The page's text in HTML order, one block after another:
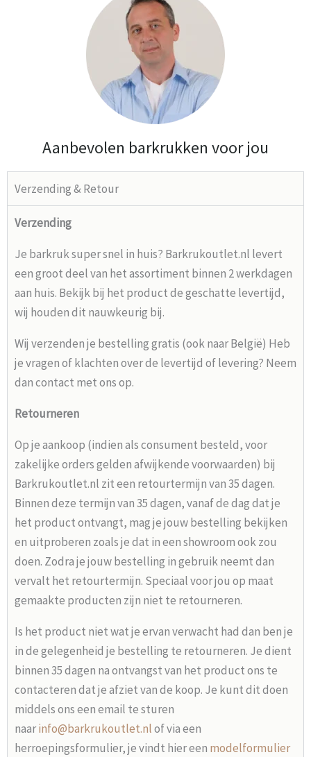
Aanbevolen barkrukken voor jou
Verzending & Retour
Verzending
Je barkruk super snel in huis? Barkrukoutlet.nl levert
een groot deel van het assortiment binnen 2 werkdagen
aan huis. Bekijk bij het product de geschatte levertijd,
wij houden dit nauwkeurig bij.
Wij verzenden je bestelling gratis (ook naar België) Heb
je vragen of klachten over de levertijd of levering? Neem
dan contact met ons op.
Retourneren
Op je aankoop (indien als consument besteld, voor
zakelijke orders gelden afwijkende voorwaarden) bij
Barkrukoutlet.nl zit een retourtermijn van 35 dagen.
Binnen deze termijn van 35 dagen, vanaf de dag dat je
het product ontvangt, mag je jouw bestelling bekijken
en uitproberen zoals je dat in een showroom ook zou
doen. Zodra je jouw bestelling in gebruik neemt dan
vervalt het retourtermijn. Speciaal voor jou op maat
gemaakte producten zijn niet te retourneren.
Is het product niet wat je ervan verwacht had dan ben je
in de gelegenheid je bestelling te retourneren. Je dient
binnen 35 dagen na ontvangst van het product ons te
contacteren dat je afziet van de koop. Je kunt dit doen
middels ons een email te sturen
naarinfo@barkrukoutlet.nlof via een
herroepingsformulier, je vindt hier een modelformulier